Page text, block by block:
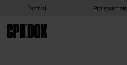
Festival Professionals